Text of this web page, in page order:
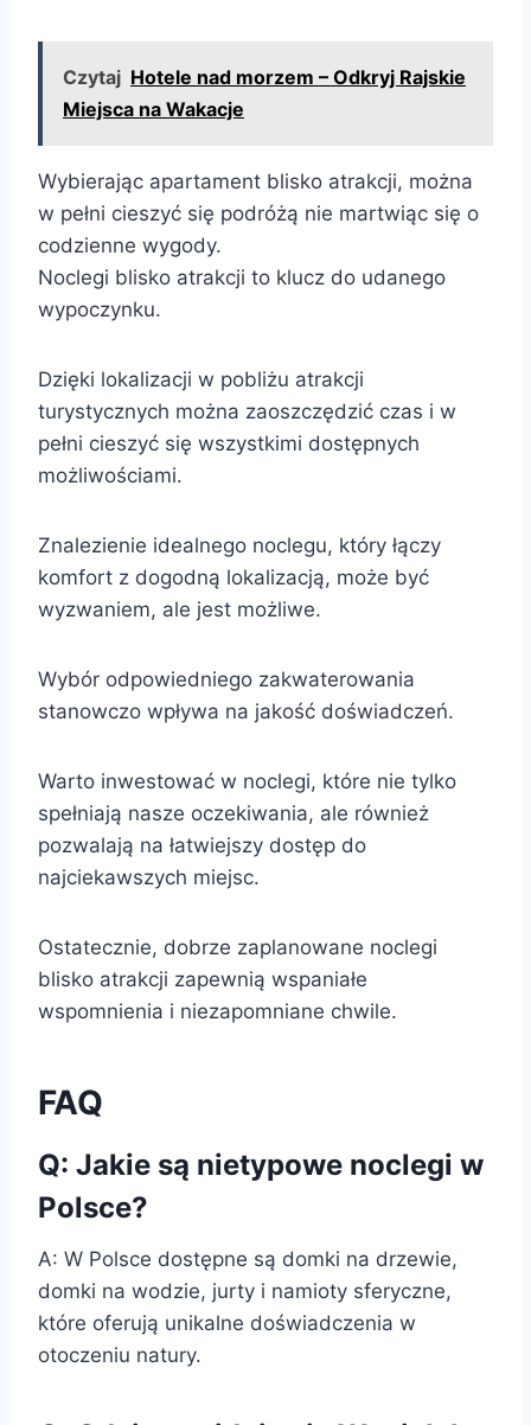
Czytaj Hotele nad morzem – Odkryj Rajskie
Miejsca na Wakacje
Wybierając apartament blisko atrakcji, można
w pełni cieszyć się podróżą nie martwiąc się o
codzienne wygody.
Noclegi blisko atrakcji to klucz do udanego
wypoczynku.
Dzięki lokalizacji w pobliżu atrakcji
turystycznych można zaoszczędzić czas i w
pełni cieszyć się wszystkimi dostępnych
możliwościami.
Znalezienie idealnego noclegu, który łączy
komfort z dogodną lokalizacją, może być
wyzwaniem, ale jest możliwe.
Wybór odpowiedniego zakwaterowania
stanowczo wpływa na jakość doświadczeń.
Warto inwestować w noclegi, które nie tylko
spełniają nasze oczekiwania, ale również
pozwalają na łatwiejszy dostęp do
najciekawszych miejsc.
Ostatecznie, dobrze zaplanowane noclegi
blisko atrakcji zapewnią wspaniałe
wspomnienia i niezapomniane chwile.
FAQ
Q: Jakie są nietypowe noclegi w
Polsce?
A: W Polsce dostępne są domki na drzewie,
domki na wodzie, jurty i namioty sferyczne,
które oferują unikalne doświadczenia w
otoczeniu natury.